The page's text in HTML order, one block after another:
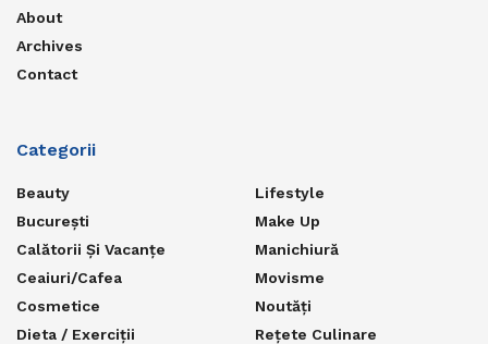
About
Archives
Contact
Categorii
Beauty
București
Calătorii Și Vacanțe
Ceaiuri/Cafea
Cosmetice
Dieta / Exerciții
Lifestyle
Make Up
Manichiură
Movisme
Noutăți
Rețete Culinare